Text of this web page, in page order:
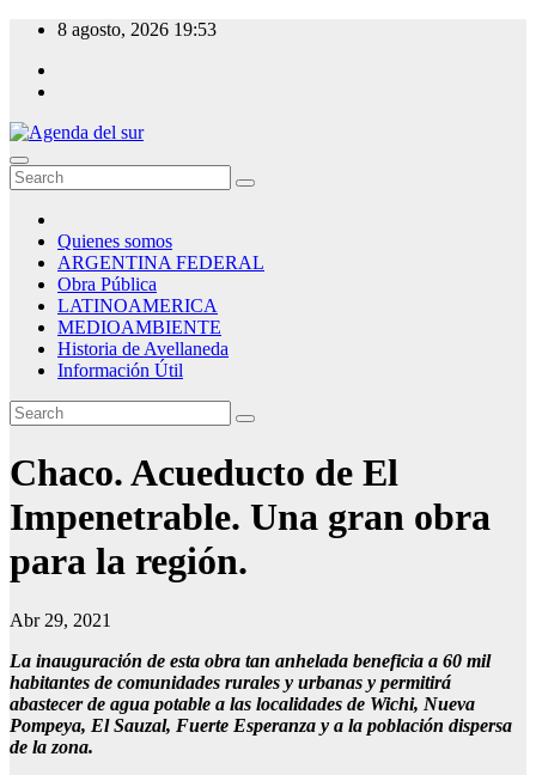
Skip
content
8 agosto, 2026 19:53
Agenda del sur
Quienes somos
ARGENTINA FEDERAL
Obra Pública
LATINOAMERICA
MEDIOAMBIENTE
Historia de Avellaneda
Información Útil
Chaco. Acueducto de El
Impenetrable. Una gran obra
para la región.
Abr 29, 2021
La inauguración de esta obra tan anhelada beneficia a 60 mil
habitantes de comunidades rurales y urbanas y permitirá
abastecer de agua potable a las localidades de Wichi, Nueva
Pompeya, El Sauzal, Fuerte Esperanza y a la población dispersa
de la zona.